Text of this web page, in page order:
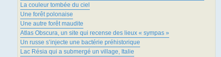
La couleur tombée du ciel
Une forêt polonaise
Une autre forêt maudite
Atlas Obscura, un site qui recense des lieux « sympas »
Un russe s’injecte une bactérie préhistorique
Lac Résia qui a submergé un village, Italie